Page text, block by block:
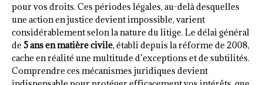
pour vos droits. Ces périodes légales, au-delà desquelles
une action en justice devient impossible, varient
considérablement selon la nature du litige. Le délai général
de 5 ans en matière civile, établi depuis la réforme de 2008,
cache en réalité une multitude d’exceptions et de subtilités.
Comprendre ces mécanismes juridiques devient